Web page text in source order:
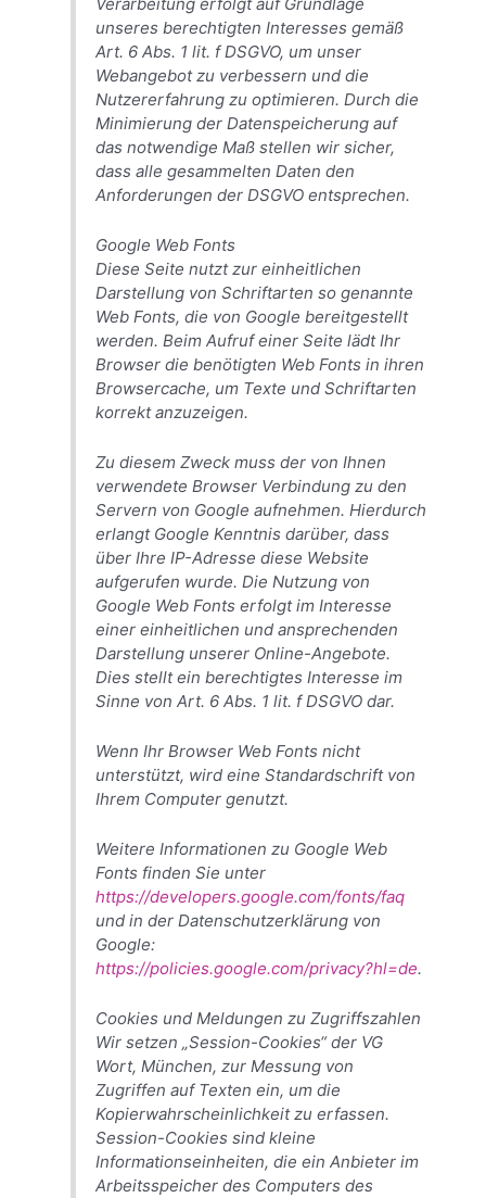
unseres berechtigten Interesses gemäß
Art. 6 Abs. 1 lit. f DSGVO, um unser
Webangebot zu verbessern und die
Nutzererfahrung zu optimieren. Durch die
Minimierung der Datenspeicherung auf
das notwendige Maß stellen wir sicher,
dass alle gesammelten Daten den
Anforderungen der DSGVO entsprechen.
Google Web Fonts
Diese Seite nutzt zur einheitlichen
Darstellung von Schriftarten so genannte
Web Fonts, die von Google bereitgestellt
werden. Beim Aufruf einer Seite lädt Ihr
Browser die benötigten Web Fonts in ihren
Browsercache, um Texte und Schriftarten
korrekt anzuzeigen.
Zu diesem Zweck muss der von Ihnen
verwendete Browser Verbindung zu den
Servern von Google aufnehmen. Hierdurch
erlangt Google Kenntnis darüber, dass
über Ihre IP-Adresse diese Website
aufgerufen wurde. Die Nutzung von
Google Web Fonts erfolgt im Interesse
einer einheitlichen und ansprechenden
Darstellung unserer Online-Angebote.
Dies stellt ein berechtigtes Interesse im
Sinne von Art. 6 Abs. 1 lit. f DSGVO dar.
Wenn Ihr Browser Web Fonts nicht
unterstützt, wird eine Standardschrift von
Ihrem Computer genutzt.
Weitere Informationen zu Google Web
Fonts finden Sie unter
https://developers.google.com/fonts/faq
und in der Datenschutzerklärung von
Google:
https://policies.google.com/privacy?hl=de.
Cookies und Meldungen zu Zugriffszahlen
Wir setzen „Session-Cookies“ der VG
Wort, München, zur Messung von
Zugriffen auf Texten ein, um die
Kopierwahrscheinlichkeit zu erfassen.
Session-Cookies sind kleine
Informationseinheiten, die ein Anbieter im
Arbeitsspeicher des Computers des